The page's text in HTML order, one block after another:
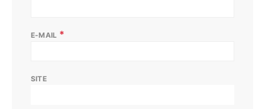
E-MAIL *
SITE